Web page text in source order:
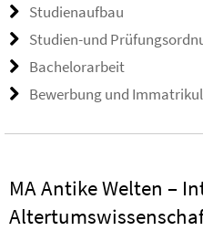
Studienaufbau
Studien-und
Bachelorarbeit
Bewerbung und
MA Antike Welten –